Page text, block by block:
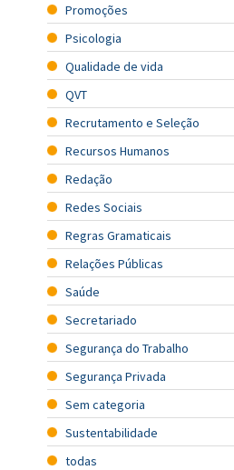
Promoções
Psicologia
Qualidade de vida
QVT
Recrutamento e Seleção
Recursos Humanos
Redação
Redes Sociais
Regras Gramaticais
Relações Públicas
Saúde
Secretariado
Segurança do Trabalho
Segurança Privada
Sem categoria
Sustentabilidade
todas